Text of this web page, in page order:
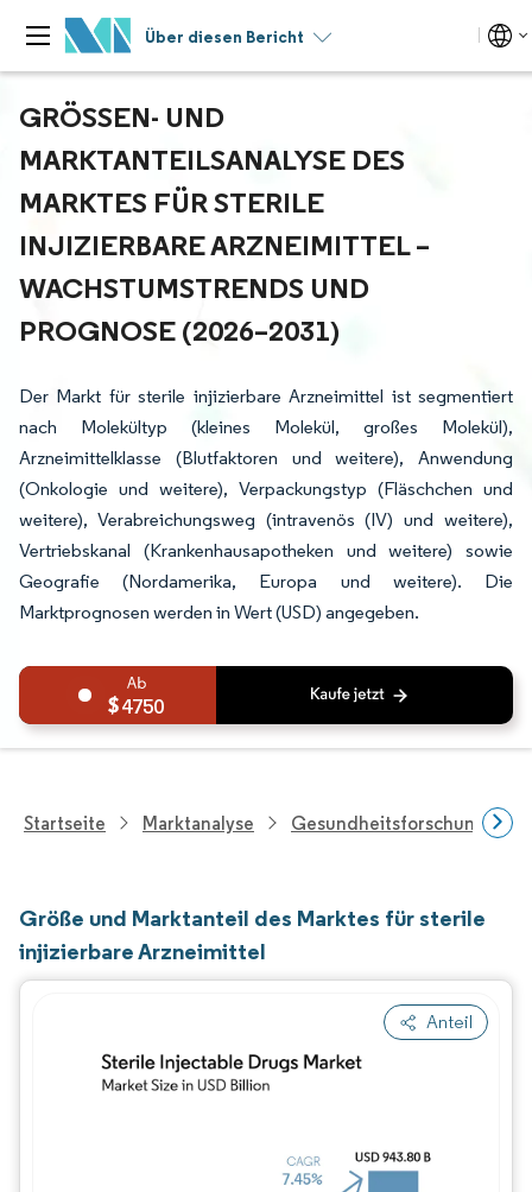
Über diesen Bericht
GRÖSSEN- UND M
ARKTANTEILSANALYSE DES M
ARKTES FÜR STERILE I
NJIZIERBARE ARZNEIMITTEL – W
ACHSTUMSTRENDS UND P
ROGNOSE (2026–2031)
Der Markt für sterile injizierbare Arzneimittel ist segmentiert
nach Molekültyp (kleines Molekül, großes Molekül),
Arzneimittelklasse (Blutfaktoren und weitere), Anwendung
(Onkologie und weitere), Verpackungstyp (Fläschchen und
weitere), Verabreichungsweg (intravenös (IV) und weitere),
Vertriebskanal (Krankenhausapotheken und weitere) sowie
Geografie (Nordamerika, Europa und weitere). Die
Marktprognosen werden in Wert (USD) angegeben.
4750
Startseite Marktanalyse Gesundheitsforschung
Größe und Marktanteil des Marktes für sterile
injizierbare Arzneimittel
Anteil